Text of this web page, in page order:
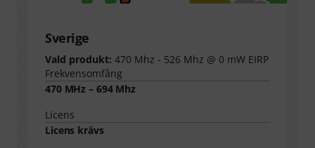
Sverige
Vald produkt: 470 Mhz - 526 Mhz @ 0 mW EIRP
Frekvensomfång
470 MHz – 694 Mhz
Licens
Licens krävs